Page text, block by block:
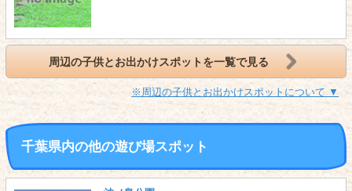
周辺の子供とお出かけスポットを一覧で見る
※周辺の子供とお出かけスポットについて ▼
千葉県内の他の遊び場スポット